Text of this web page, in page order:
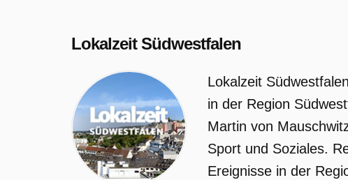
Lokalzeit Südwestfalen
Lokalzeit
in der Region
Martin von
Sport und Soziales.
Ereignisse in der